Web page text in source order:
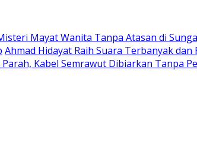
Mayat Wanita Tanpa Atasan di
Ahmad Hidayat Raih Suara Terbanyak
Kabel Semrawut Dibiarkan Tanpa